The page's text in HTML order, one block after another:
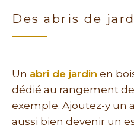
Des abris de
Un abri de jardin en
dédié au rangement
exemple. Ajoutez-y un
aussi bien devenir un